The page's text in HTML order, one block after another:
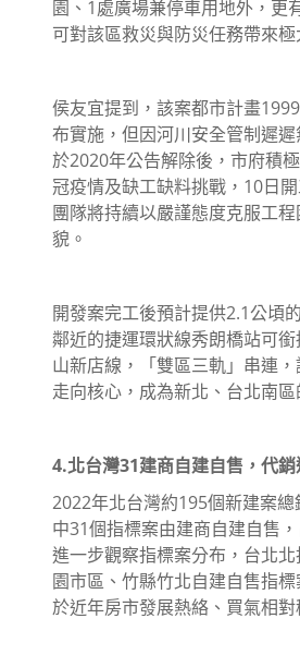
園、1處廣場兼停車用地外，更
可對該區救災與防災任務帶來極
侯友宜提到，該案都市計畫
布實施，但因河川安全管制遲
於2020年公告解除後，市府積
冠疫情及缺工缺料挑戰，10日
團隊將持續以嚴謹態度克服工
貌。
開發案完工後預計提供2.1公頃
鄰近的捷運環狀線秀朗橋站可
山新店線，「雙區三軌」串連
走向核心，成為新北、台北南區
4.北台灣31建商自建自售，代
2022年北台灣約195個新建案
中31個指標案由建商自建自售
進一步觀察指標案分布，台北
園市區、竹縣竹北自建自售指
於近年房市發展熱絡、買氣相對